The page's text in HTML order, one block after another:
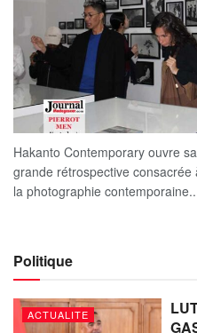
Hakanto Contemporary ouvre
grande rétrospective
la photographie
Politique
ACTUALITE